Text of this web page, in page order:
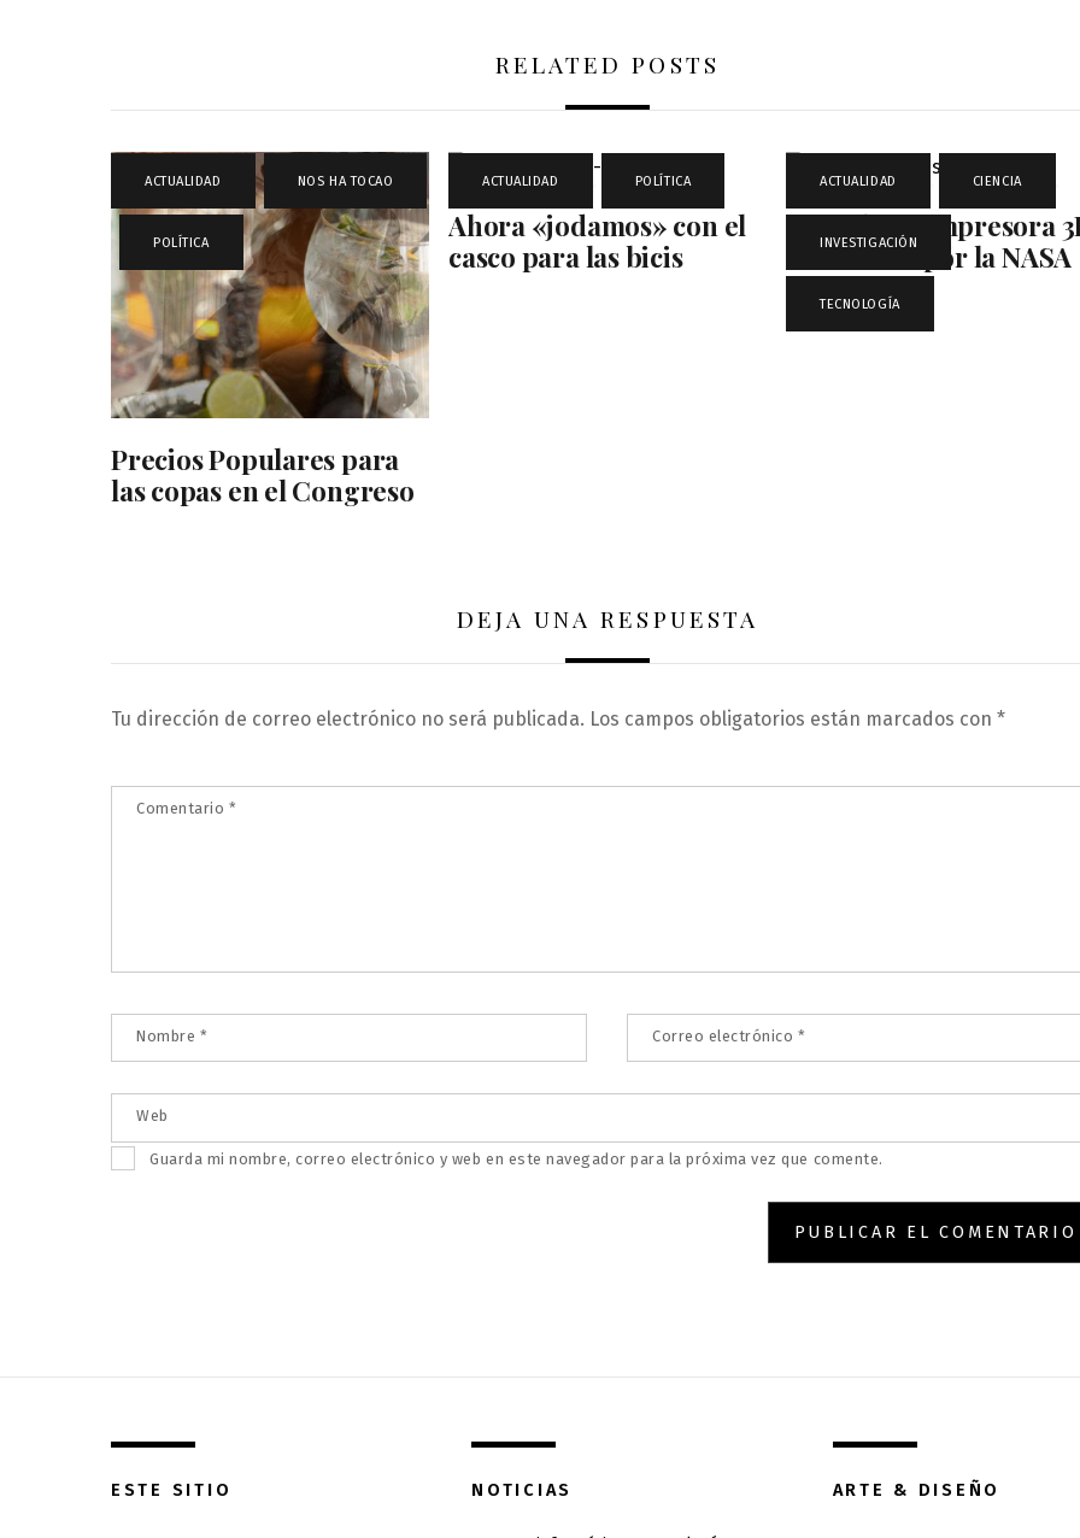
RELATED POSTS
ACTUALIDAD , NOS HA TOCAO
POLÍTICA
Precios Populares para
las copas en el Congreso
ACTUALIDAD POLÍTICA
Ahora «jodamos» con el
casco para las bicis
ACTUALIDAD CIENCIA
INVESTIGACIÓN
TECNOLOGÍA
Comida en impresora
financiada por la NASA
DEJA UNA RESPUESTA
Tu dirección de correo electrónico no será publicada. Los campos obligatorios están marcados con *
Comentario *
Nombre * Correo electrónico *
Web
Guarda mi nombre, correo electrónico y web en este navegador para la próxima vez que comente.
ESTE SITIO NOTICIAS ARTE & DISEÑO